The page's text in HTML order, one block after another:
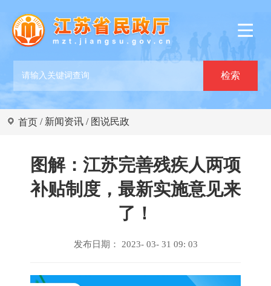
首页 / 新闻资讯 / 图说民政
图解：江苏完善残疾人两项
补贴制度，最新实施意见来
了！
发布日期： 2023- 03- 31 09: 03